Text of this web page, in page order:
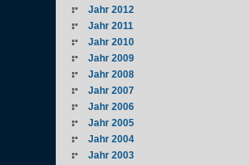
Jahr 2012
Jahr 2011
Jahr 2010
Jahr 2009
Jahr 2008
Jahr 2007
Jahr 2006
Jahr 2005
Jahr 2004
Jahr 2003